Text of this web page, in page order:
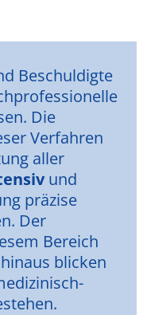
Beschuldigte
Die
Verfahren
aller
und
präzise
Der
Bereich
blicken